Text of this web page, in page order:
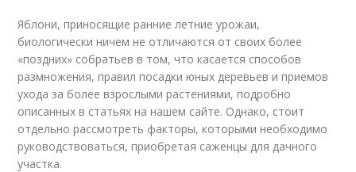
Яблони, приносящие ранние летние урожаи,
биологически ничем не отличаются от своих более
«поздних» собратьев в том, что касается способов
размножения, правил посадки юных деревьев и приемов
ухода за более взрослыми растениями, подробно
описанных в статьях на нашем сайте. Однако, стоит
отдельно рассмотреть факторы, которыми необходимо
руководствоваться, приобретая саженцы для дачного
участка.